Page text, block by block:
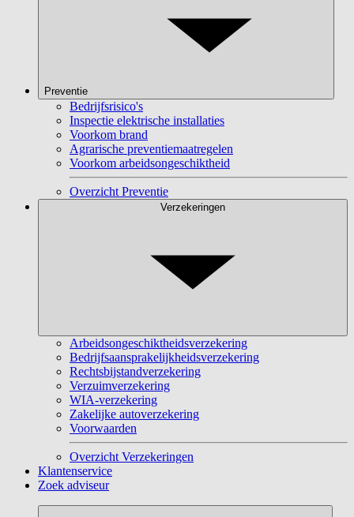
Preventie
Bedrijfsrisico's
Inspectie elektrische installaties
Voorkom brand
Agrarische preventiemaatregelen
Voorkom arbeidsongeschiktheid
Overzicht Preventie
Verzekeringen
Arbeidsongeschiktheidsverzekering
Bedrijfsaansprakelijkheidsverzekering
Rechtsbijstandverzekering
Verzuimverzekering
WIA-verzekering
Zakelijke autoverzekering
Voorwaarden
Overzicht Verzekeringen
Klantenservice
Zoek adviseur